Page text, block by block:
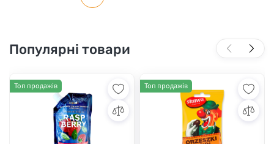
Популярні товари
Топ продажів Топ продажів